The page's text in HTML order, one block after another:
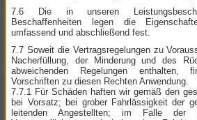
7.6 Die in unseren
Beschaffenheiten legen die
umfassend und abschließend fest.
7.7 Soweit die Vertragsregelungen zu
Nacherfüllung, der Minderung und des
abweichenden Regelungen enthalten,
Vorschriften zu diesen Rechten Anwendung.
7.7.1 Für Schäden haften wir gemäß den
bei Vorsatz; bei grober Fahrlässigkeit der
leitenden Angestellten; im Falle der